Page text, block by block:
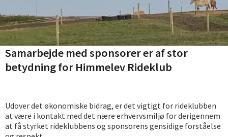
Samarbejde med sponsorer er af stor
betydning for Himmelev Rideklub
Udover det økonomiske bidrag, er det vigtigt for rideklubben
at være i kontakt med det nære erhvervsmiljø for derigennem
at få styrket rideklubbens og sponsorens gensidige forståelse